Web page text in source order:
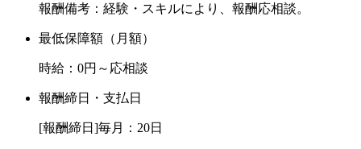
報酬備考：経験・スキルにより、報酬応相談。
最低保障額（月額）
時給：0円～応相談
報酬締日・支払日
[報酬締日]毎月：20日